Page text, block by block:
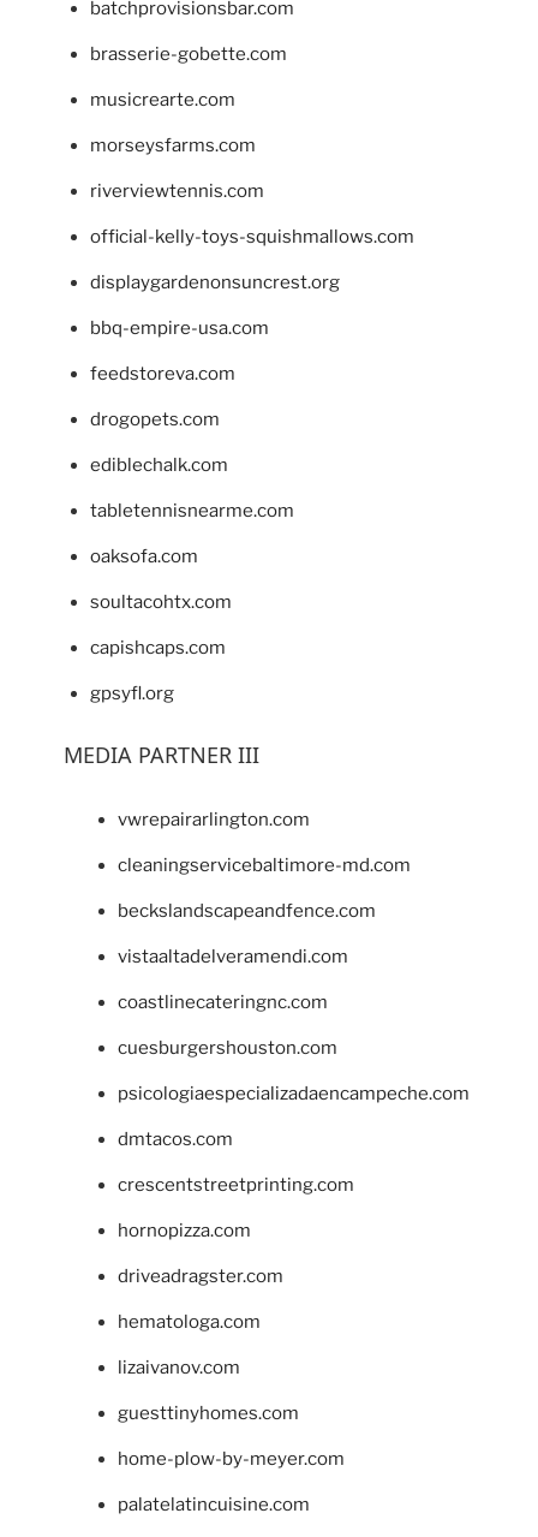
batchprovisionsbar.com
brasserie-gobette.com
musicrearte.com
morseysfarms.com
riverviewtennis.com
official-kelly-toys-squishmallows.com
displaygardenonsuncrest.org
bbq-empire-usa.com
feedstoreva.com
drogopets.com
ediblechalk.com
tabletennisnearme.com
oaksofa.com
soultacohtx.com
capishcaps.com
gpsyfl.org
MEDIA PARTNER III
vwrepairarlington.com
cleaningservicebaltimore-md.com
beckslandscapeandfence.com
vistaaltadelveramendi.com
coastlinecateringnc.com
cuesburgershouston.com
psicologiaespecializadaencampeche.com
dmtacos.com
crescentstreetprinting.com
hornopizza.com
driveadragster.com
hematologa.com
lizaivanov.com
guesttinyhomes.com
home-plow-by-meyer.com
palatelatincuisine.com